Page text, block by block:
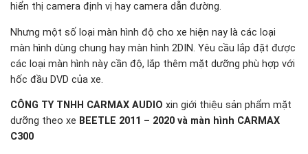
hiển thị camera định vị hay camera dẫn đường.
Nhưng một số loại màn hình độ cho xe hiện nay là các loại
màn hình dùng chung hay màn hình 2DIN. Yêu cầu lắp đặt được
các loại màn hình này cần độ, lắp thêm mặt dưỡng phù hợp với
hốc đầu DVD của xe.
CÔNG TY TNHH CARMAX AUDIO xin giới thiệu sản phẩm mặt
dưỡng theo xe BEETLE 2011 – 2020 và màn hình CARMAX
C300